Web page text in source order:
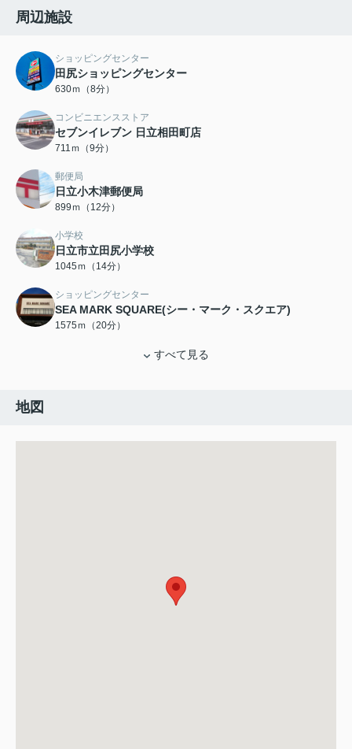
周辺施設
ショッピングセンター
田尻ショッピングセンター
630ｍ（8分）
コンビニエンスストア
セブンイレブン 日立相田町店
711ｍ（9分）
郵便局
日立小木津郵便局
899ｍ（12分）
小学校
日立市立田尻小学校
1045ｍ（14分）
ショッピングセンター
SEA MARK SQUARE(シー・マーク・スクエア)
1575ｍ（20分）
すべて見る
地図